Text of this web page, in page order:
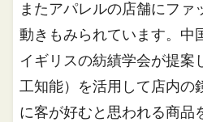
またアパレルの店舗にファ
動きもみられています。中
イギリスの紡績学会が提案
工知能）を活用して店内の
に客が好むと思われる商品